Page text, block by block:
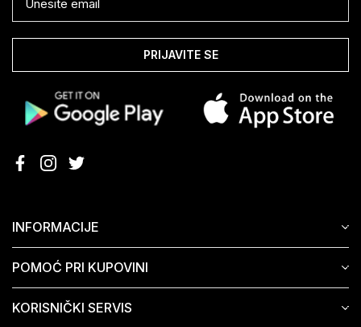
INFORMACIJE
POMOĆ PRI KUPOVINI
KORISNIČKI SERVIS
PRIJAVITE SE